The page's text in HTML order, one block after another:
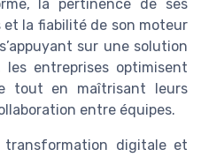
la pertinence de ses
la fiabilité de son moteur
sur une solution
les entreprises optimisent
tout en maîtrisant leurs
entre équipes.
digitale et